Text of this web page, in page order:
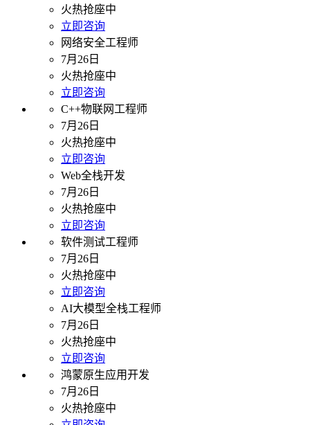
火热抢座中
立即咨询
网络安全工程师
7月26日
火热抢座中
立即咨询
C++物联网工程师
7月26日
火热抢座中
立即咨询
Web全栈开发
7月26日
火热抢座中
立即咨询
软件测试工程师
7月26日
火热抢座中
立即咨询
AI大模型全栈工程师
7月26日
火热抢座中
立即咨询
鸿蒙原生应用开发
7月26日
火热抢座中